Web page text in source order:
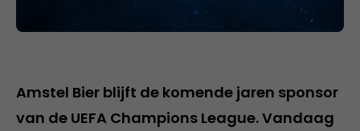
Amstel Bier blijft de komende jaren sponsor
van de UEFA Champions League. Vandaag